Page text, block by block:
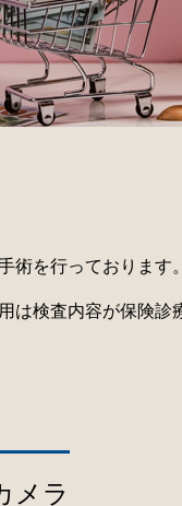
を行っておりま
検査内容が保険診
メラ